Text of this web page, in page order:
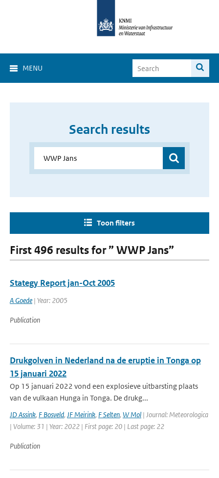
MENU
Search results
Toon filters
First 496 results for ” WWP Jans”
Stategy Report jan-Oct 2005
A Goede | Year: 2005
Publication
Drukgolven in Nederland na de eruptie in Tonga op
15 januari 2022
Op 15 januari 2022 vond een explosieve uitbarsting plaats
van de vulkaan Hunga in Tonga. De drukg...
JD Assink, F Bosveld, JF Meirink, F Selten, W Mol | Journal: Meteorologica
| Volume: 31 | Year: 2022 | First page: 20 | Last page: 22
Publication